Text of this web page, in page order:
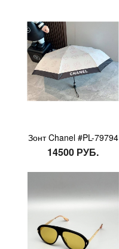
Зонт Chanel #PL-79794
14500 РУБ.